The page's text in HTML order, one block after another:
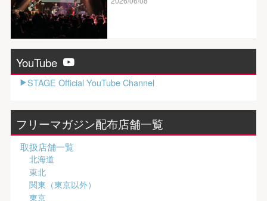
YouTube
STAGE Official YouTube Channel
フリーマガジン配布店舗一覧
取扱店舗一覧
北海道
東北
関東（東京以外）
東京